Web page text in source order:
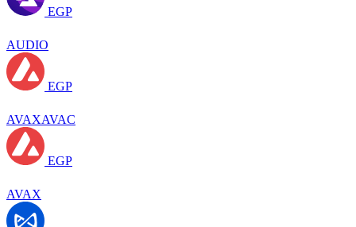
EGP
AUDIO
EGP
AVAXAVAC
EGP
AVAX